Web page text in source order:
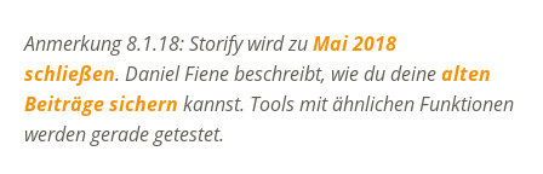
Anmerkung 8.1.18: Storify wird zuMai 2018
schließen. Daniel Fiene beschreibt, wie du deinealten
Beiträge sichern kannst. Tools mit ähnlichen Funktionen
werden gerade getestet.